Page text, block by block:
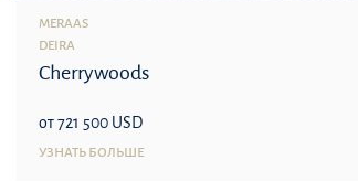
MERAAS
DEIRA
Cherrywoods
от 721 500 USD
УЗНАТЬ БОЛЬШЕ